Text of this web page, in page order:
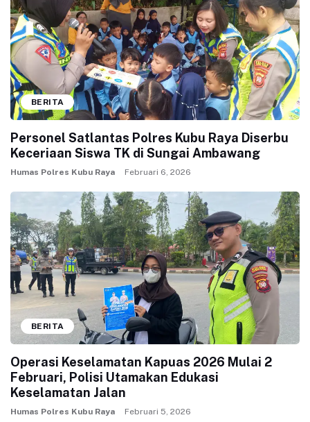
BERITA
Personel Satlantas Polres Kubu Raya Diserbu
Keceriaan Siswa TK di Sungai Ambawang
Humas Polres Kubu Raya Februari 6, 2026
BERITA
Operasi Keselamatan Kapuas 2026 Mulai 2
Februari, Polisi Utamakan Edukasi
Keselamatan Jalan
Humas Polres Kubu Raya Februari 5, 2026